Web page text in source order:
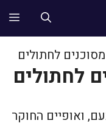
לחתולים
לחתולים
ואופיים החוקר